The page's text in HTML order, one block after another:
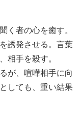
く者の心を癒す。
誘発させる。言葉
相手を殺す。
が、喧嘩相手に向
しても、重い結果